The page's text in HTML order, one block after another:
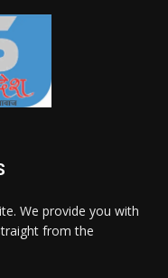
We provide you with
from the